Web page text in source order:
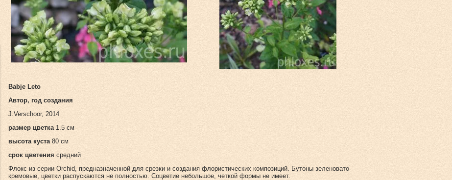
Babje Leto
Автор, год создания
J.Verschoor, 2014
размер цветка 1.5 см
высота куста 80 см
срок цветения средний
Флокс из серии Orchid, предназначенной для срезки и создания флористических композиций. Бутоны зеленовато-
кремовые, цветки распускаются не полностью. Соцветие небольшое, четкой формы не имеет.